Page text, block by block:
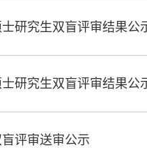
研究生双盲评审结果公
研究生双盲评审结果公
评审送审公示